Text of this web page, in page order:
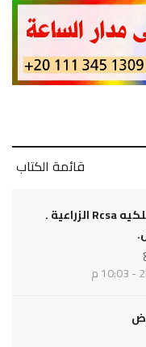
قائمة الكتاب
روائح الزمان .. عضو الملكيه Rcsa الزراعية .